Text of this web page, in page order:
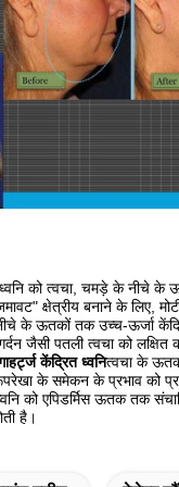
को त्वचा, चमड़े के नीचे के
क्षेत्रीय बनाने के लिए,
के ऊतकों तक उच्च-ऊर्जा
जैसी पतली त्वचा को लक्षित
केंद्रित ध्वनित्वचा के
के समेकन के प्रभाव को
को एपिडर्मिस ऊतक तक
है।